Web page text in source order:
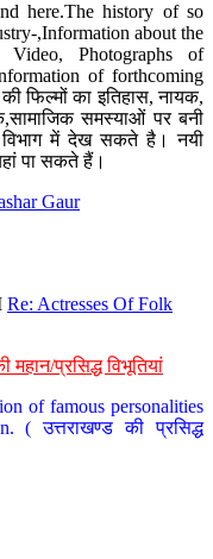
here.The history of so
,Information about the
Photographs of
of forthcoming
फिल्मों का इतिहास, नायक,
समस्याओं पर बनी
में देख सकते है। नयी
पा सकते हैं।
Gaur
Re: Actresses Of Folk
प्रसिद्ध विभूतियां
of famous personalities
( उत्तराखण्ड की प्रसिद्ध